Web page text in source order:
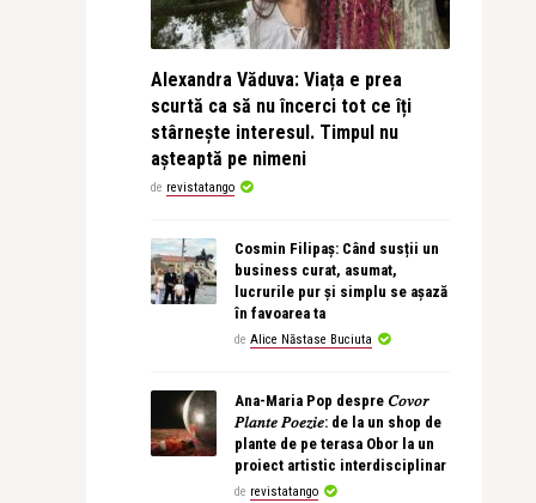
Alexandra Văduva: Viața e prea
scurtă ca să nu încerci tot ce îți
stârnește interesul. Timpul nu
așteaptă pe nimeni
de revistatango
Cosmin Filipaș: Când susții un
business curat, asumat,
lucrurile pur și simplu se așază
în favoarea ta
de Alice Năstase Buciuta
Ana-Maria Pop despre 𝐶𝑜𝑣𝑜𝑟
𝑃𝑙𝑎𝑛𝑡𝑒 𝑃𝑜𝑒𝑧𝑖𝑒: de la un shop de
plante de pe terasa Obor la un
proiect artistic interdisciplinar
de revistatango